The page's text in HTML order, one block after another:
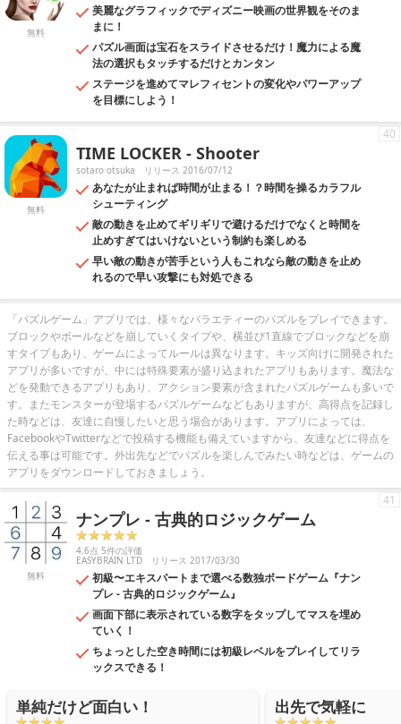
無料
美麗なグラフィックでディズニー映画の世界観をそのま
まに！
パズル画面は宝石をスライドさせるだけ！魔力による魔
法の選択もタッチするだけとカンタン
ステージを進めてマレフィセントの変化やパワーアップ
を目標にしよう！
無料
TIME LOCKER - Shooter
sotaro otsuka リリース 2016/07/12
あなたが止まれば時間が止まる！？時間を操るカラフル
シューティング
敵の動きを止めてギリギリで避けるだけでなくと時間を
止めすぎてはいけないという制約も楽しめる
早い敵の動きが苦手という人もこれなら敵の動きを止め
れるので早い攻撃にも対処できる
40
「パズルゲーム」アプリでは、様々なバラエティーのパズルをプレイできます。
ブロックやボールなどを崩していくタイプや、横並び1直線でブロックなどを崩
すタイプもあり、ゲームによってルールは異なります。キッズ向けに開発された
アプリが多いですが、中には特殊要素が盛り込まれたアプリもあります。魔法な
どを発動できるアプリもあり、アクション要素が含まれたパズルゲームも多いで
す。またモンスターが登場するパズルゲームなどもありますが、高得点を記録し
た時などは、友達に自慢したいと思う場合があります。アプリによっては、
FacebookやTwitterなどで投稿する機能も備えていますから、友達などに得点を
伝える事は可能です。外出先などでパズルを楽しんでみたい時などは、ゲームの
アプリをダウンロードしておきましょう。
無料
ナンプレ - 古典的ロジックゲーム
4.6点 5件の評価
EASYBRAIN LTD リリース 2017/03/30
初級〜エキスパートまで選べる数独ボードゲーム『ナン
プレ - 古典的ロジックゲーム』
画面下部に表示されている数字をタップしてマスを埋め
ていく！
ちょっとした空き時間には初級レベルをプレイしてリラ
ックスできる！
41
単純だけど面白い！ 出先で気軽に